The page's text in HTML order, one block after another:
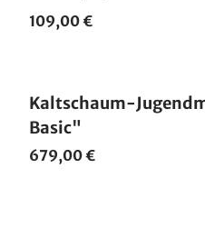
109,00 €
Kaltschaum-
Basic"
679,00 €